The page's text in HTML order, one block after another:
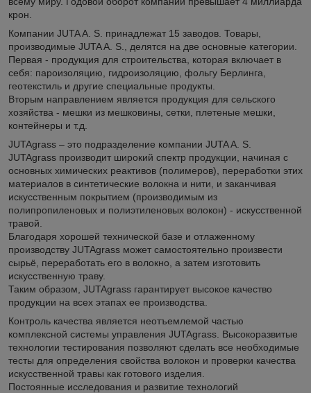
крон.
Компании JUTA A. S. принадлежат 15 заводов. Товары,
производимые JUTA A. S., делятся на две основные категории.
Первая - продукция для строительства, которая включает в
себя: пароизоляцию, гидроизоляцию, фольгу Берлинга,
геотекстиль и другие специальные продукты.
Вторым направлением является продукция для сельского
хозяйства - мешки из мешковины, сетки, плетеные мешки,
контейнеры и т.д.
JUTAgrass – это подразделение компании JUTA A. S.
JUTAgrass производит широкий спектр продукции, начиная с
основных химических реактивов (полимеров), переработки этих
материалов в синтетические волокна и нити, и заканчивая
искусственным покрытием (производимым из
полипропиленовых и полиэтиленовых волокон) - искусственной
травой.
Благодаря хорошей технической базе и отлаженному
производству JUTAgrass может самостоятельно произвести
сырьё, переработать его в волокно, а затем изготовить
искусственную траву.
Таким образом, JUTAgrass гарантирует высокое качество
продукции на всех этапах ее производства.
Контроль качества является неотъемлемой частью
комплексной системы управления JUTAgrass. Высокоразвитые
технологии тестирования позволяют сделать все необходимые
тесты для определения свойства волокон и проверки качества
искусственной травы как готового изделия.
Постоянные исследования и развитие технологий